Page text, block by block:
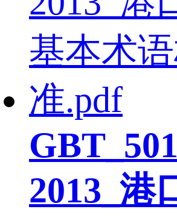
2013_港